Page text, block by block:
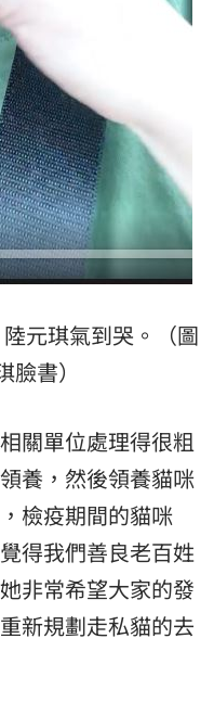
元琪氣到哭。（圖
書）
關單位處理得很粗
養，然後領養貓咪
檢疫期間的貓咪
得我們善良老百姓
非常希望大家的發
新規劃走私貓的去